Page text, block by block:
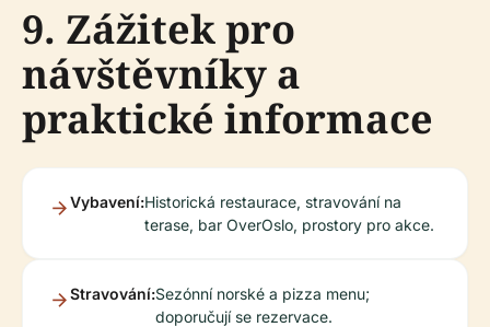
9. Zážitek pro
návštěvníky a
praktické informace
Vybavení:Historická restaurace, stravování na
terase, bar OverOslo, prostory pro akce.
Stravování:Sezónní norské a pizza menu;
doporučují se rezervace.